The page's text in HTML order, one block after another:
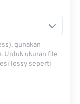
gunakan
Untuk ukuran file
lossy seperti